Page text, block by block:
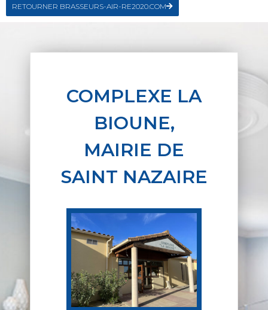
RETOURNER BRASSEURS-AIR-RE2020.COM
COMPLEXE LA
BIOUNE,
MAIRIE DE
SAINT NAZAIRE